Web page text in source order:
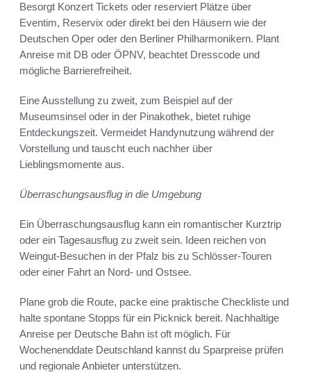
Besorgt Konzert Tickets oder reserviert Plätze über
Eventim, Reservix oder direkt bei den Häusern wie der
Deutschen Oper oder den Berliner Philharmonikern. Plant
Anreise mit DB oder ÖPNV, beachtet Dresscode und
mögliche Barrierefreiheit.
Eine Ausstellung zu zweit, zum Beispiel auf der
Museumsinsel oder in der Pinakothek, bietet ruhige
Entdeckungszeit. Vermeidet Handynutzung während der
Vorstellung und tauscht euch nachher über
Lieblingsmomente aus.
Überraschungsausflug in die Umgebung
Ein Überraschungsausflug kann ein romantischer Kurztrip
oder ein Tagesausflug zu zweit sein. Ideen reichen von
Weingut-Besuchen in der Pfalz bis zu Schlösser-Touren
oder einer Fahrt an Nord- und Ostsee.
Plane grob die Route, packe eine praktische Checkliste und
halte spontane Stopps für ein Picknick bereit. Nachhaltige
Anreise per Deutsche Bahn ist oft möglich. Für
Wochenenddate Deutschland kannst du Sparpreise prüfen
und regionale Anbieter unterstützen.